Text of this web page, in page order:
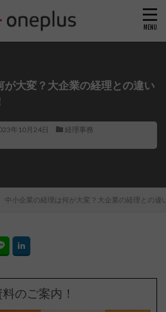
が大変？大企業の経理との違い
年10月24日
経理事務
中小企業の経理は何が大変？大企業の経理との違
料のご案内！